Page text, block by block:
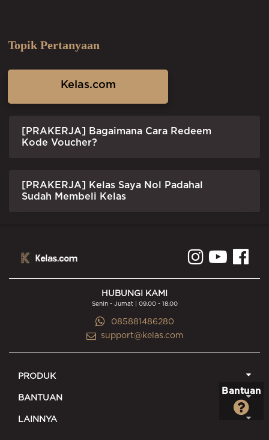
Topik Pertanyaan
Kelas.com
[PRAKERJA] Bagaimana Cara Redeem
Kode Voucher?
[PRAKERJA] Kelas Saya Nol Padahal
Sudah Membeli Kelas
HUBUNGI KAMI
Senin - Jumat | 09.00 - 18.00
085881486280
support@kelas.com
PRODUK
BANTUAN
LAINNYA
Bantuan